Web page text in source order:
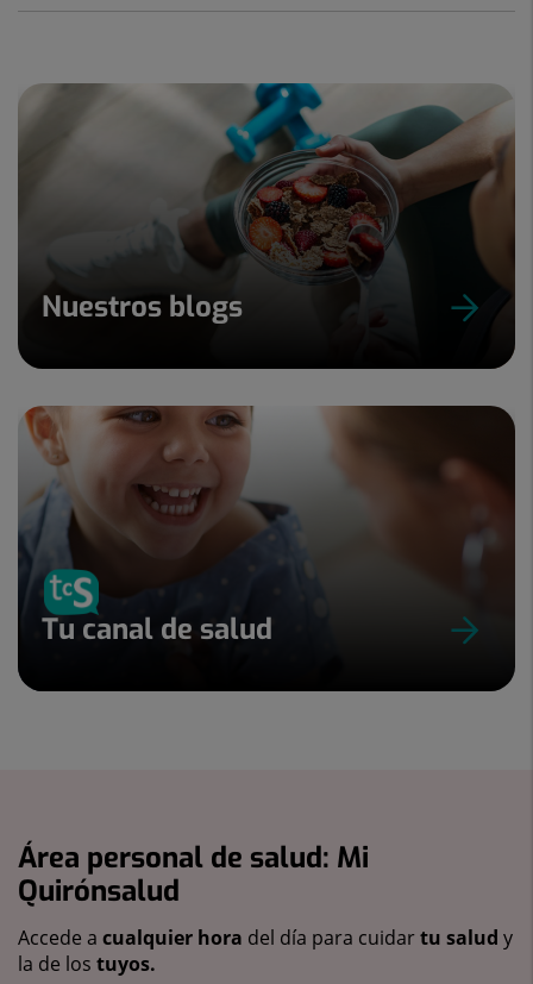
Nuestros blogs
Tu canal de salud
Área personal de salud: Mi
Quirónsalud
Accede a cualquier hora del día para cuidartu salud y
la de los tuyos.